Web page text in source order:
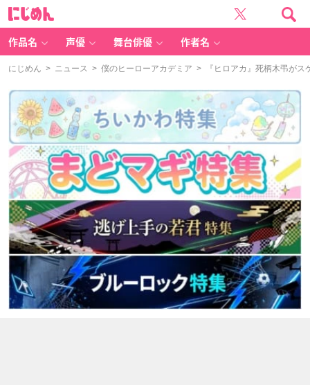
作品名 声優 舞台俳優 作者名
にじめん > ニュース > 僕のヒーローアカデミア > 『ヒロアカ』死柄木弔がス